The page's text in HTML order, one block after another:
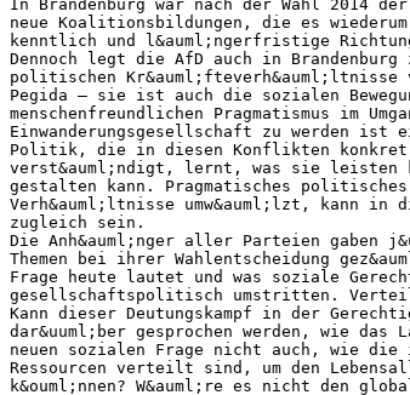
In Brandenburg war nach der Wahl 2014
neue Koalitionsbildungen, die es
kenntlich und l&auml;ngerfristige
Dennoch legt die AfD auch in
politischen
Pegida – sie ist auch die sozialen
menschenfreundlichen Pragmatismus im
Einwanderungsgesellschaft zu werden
Politik, die in diesen Konflikten
verst&auml;ndigt, lernt, was sie leisten
gestalten kann. Pragmatisches
Verh&auml;ltnisse umw&auml;lzt, kann in
zugleich sein.
Die Anh&auml;nger aller Parteien gaben
Themen bei ihrer Wahlentscheidung
Frage heute lautet und was soziale
gesellschaftspolitisch umstritten.
Kann dieser Deutungskampf in der
dar&uuml;ber gesprochen werden, wie das
neuen sozialen Frage nicht auch, wie
Ressourcen verteilt sind, um den
k&ouml;nnen? W&auml;re es nicht den